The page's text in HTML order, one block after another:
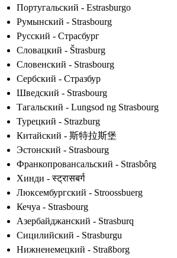
Португальский - Estrasburgo
Румынский - Strasbourg
Русский - Страсбург
Словацкий - Štrasburg
Словенский - Strasbourg
Сербский - Стразбур
Шведский - Strasbourg
Тагальский - Lungsod ng Strasbourg
Турецкий - Strazburg
Китайский - 斯特拉斯堡
Эстонский - Strasbourg
Франкопровансальский - Strasbôrg
Хинди - स्ट्रासबर्ग
Люксембургский - Stroossbuerg
Кечуа - Strasbourg
Азербайджанский - Strasburq
Сицилийский - Strasburgu
Нижненемецкий - Straßborg